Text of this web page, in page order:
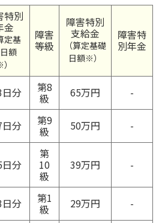
特別
金
定基
額
障害
等級
障害特別
支給金
（算定基礎
日額※）
障害特
別年金
分 第8
級 65万円
-
分 第9
級 50万円 -
分
第
10
級
39万円 -
分 第1
級 29万円 -